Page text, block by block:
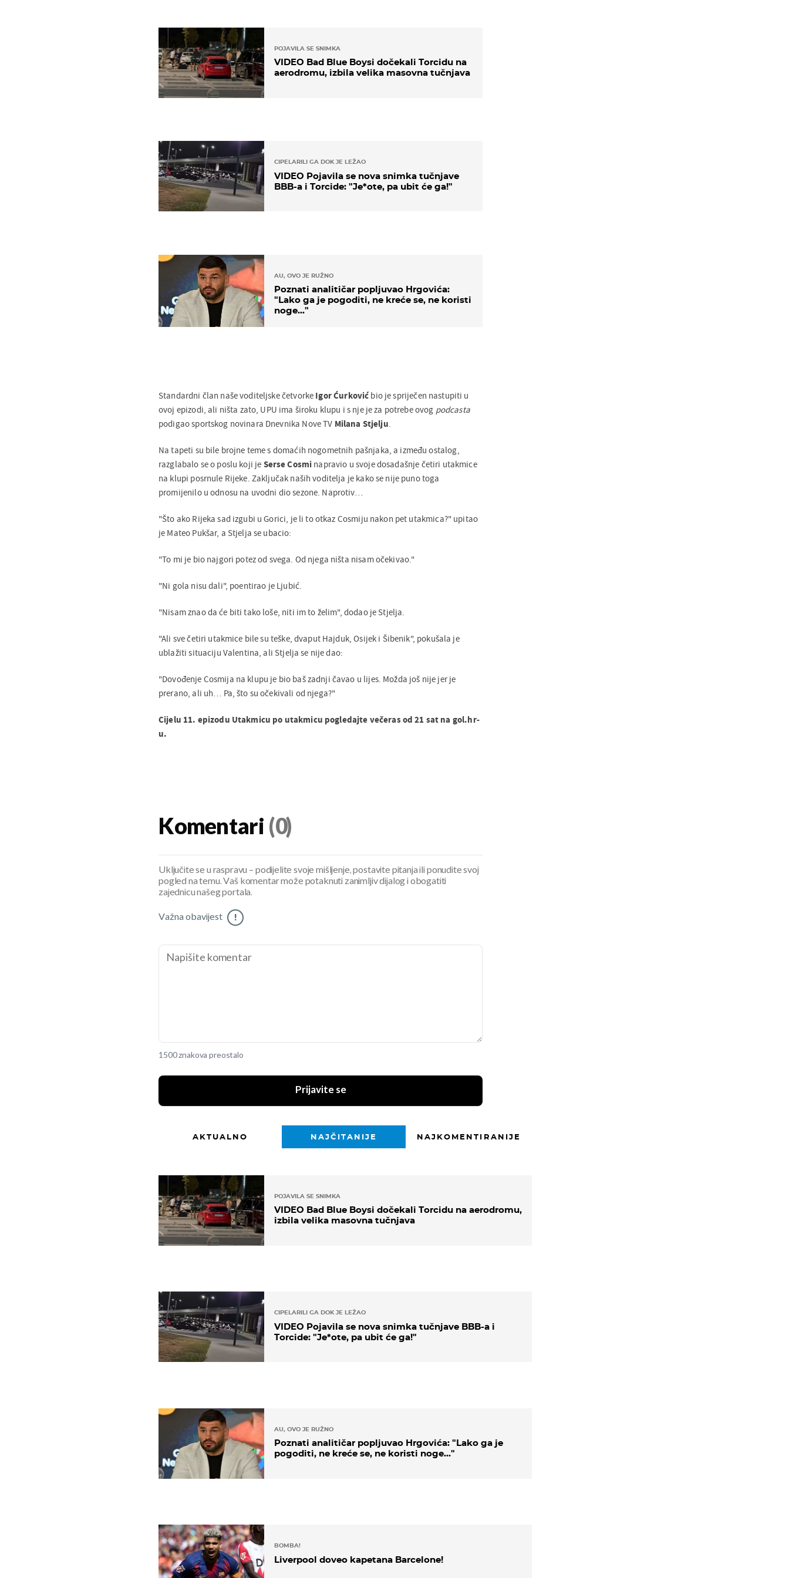
POJAVILA SE SNIMKA
VIDEO Bad Blue Boysi dočekali Torcidu na
aerodromu, izbila velika masovna tučnjava
CIPELARILI GA DOK JE LEŽAO
VIDEO Pojavila se nova snimka tučnjave
BBB-a i Torcide: "Je*ote, pa ubit će ga!"
AU, OVO JE RUŽNO
Poznati analitičar popljuvao Hrgovića:
"Lako ga je pogoditi, ne kreće se, ne koristi
noge..."
Standardni član naše voditeljske četvorke IgorĆurković bio je spriječen nastupiti u
ovoj epizodi, ali ništa zato, UPU ima široku klupu i s nje je za potrebe ovog podcasta
podigao sportskog novinara Dnevnika Nove TV Milana Stjelju.
Na tapeti su bile brojne teme s domaćih nogometnih pašnjaka, a između ostalog,
razglabalo se o poslu koji je SerseCosmi napravio u svoje dosadašnje četiri utakmice
na klupi posrnule Rijeke. Zaključak naših voditelja je kako se nije puno toga
promijenilo u odnosu na uvodni dio sezone. Naprotiv…
"Što ako Rijeka sad izgubi u Gorici, je li to otkaz Cosmiju nakon pet utakmica?" upitao
je Mateo Pukšar, a Stjelja se ubacio:
"To mi je bio najgori potez od svega. Od njega ništa nisam očekivao."
"Ni gola nisu dali", poentirao je Ljubić.
"Nisam znao da će biti tako loše, niti im to želim", dodao je Stjelja.
"Ali sve četiri utakmice bile su teške, dvaput Hajduk, Osijek i Šibenik", pokušala je
ublažiti situaciju Valentina, ali Stjelja se nije dao:
"Dovođenje Cosmija na klupu je bio baš zadnji čavao u lijes. Možda još nije jer je
prerano, ali uh… Pa, što su očekivali od njega?"
Cijelu 11. epizodu Utakmicu po utakmicu pogledajte večeras od 21 sat na gol.hr-
u.
Komentari (0)
Uključite se u raspravu – podijelite svoje mišljenje, postavite pitanja ili ponudite svoj
pogled na temu. Vaš komentar može potaknuti zanimljiv dijalog i obogatiti
zajednicu našeg portala.
Važna obavijest !
1500 znakova preostalo
Prijavite se
AKTUALNO NAJČITANIJE NAJKOMENTIRANIJE
POJAVILA SE SNIMKA
VIDEO Bad Blue Boysi dočekali Torcidu na aerodromu,
izbila velika masovna tučnjava
CIPELARILI GA DOK JE LEŽAO
VIDEO Pojavila se nova snimka tučnjave BBB-a i
Torcide: "Je*ote, pa ubit će ga!"
AU, OVO JE RUŽNO
Poznati analitičar popljuvao Hrgovića: "Lako ga je
pogoditi, ne kreće se, ne koristi noge..."
BOMBA!
Liverpool doveo kapetana Barcelone!